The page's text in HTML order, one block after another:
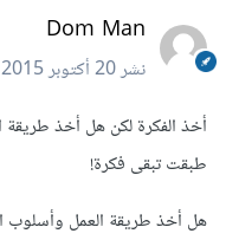
Dom Man
نشر20 أكتوبر 2015
أخذ الفكرة لكن هل أخذ
طبقت تبقى فكرة!
هل أخذ طريقة العمل وأسلوب